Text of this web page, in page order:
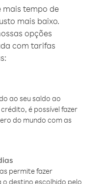
mais tempo de
mais baixo.
opções
com tarifas
ao seu saldo ao
é possível fazer
do mundo com as
permite fazer
destino escolhido pelo